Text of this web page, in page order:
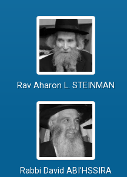
Rav Aharon L. STEINMAN
Rabbi David ABI'HSSIRA